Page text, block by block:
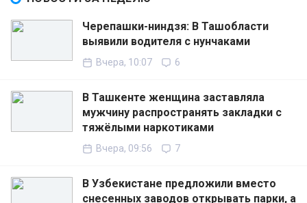
Черепашки-ниндзя: В Ташобласти
выявили водителя с нунчаками
Вчера, 10:07 6
В Ташкенте женщина заставляла
мужчину распространять закладки с
тяжёлыми наркотиками
Вчера, 09:56 7
В Узбекистане предложили вместо
снесенных заводов открывать парки, а